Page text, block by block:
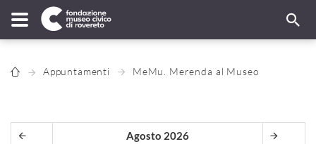
Appuntamenti MeMu. Merenda al Museo
Agosto 2026